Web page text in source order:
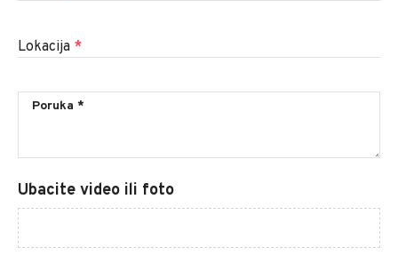
Lokacija *
Ubacite video ili foto